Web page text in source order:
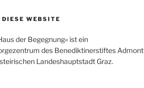
DIESE WEBSITE
der Begegnung« ist ein
des Benediktinerstiftes Admont
Landeshauptstadt Graz.